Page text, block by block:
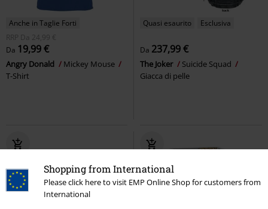
Shopping from International
Please click here to visit EMP Online Shop for customers from
International
Anche in Taglie Forti
RRP
Da 24,99 €
Da 19,99 €
Angry Donald
Mickey Mouse
T-Shirt
Quasi esaurito Esclusiva
Da 237,99 €
The Joker
Suicide Squad
Giacca di pelle